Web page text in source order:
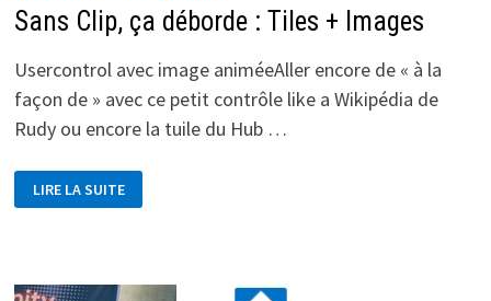
Sans Clip, ça déborde : Tiles + Images
Usercontrol avec image animéeAller encore de « à la
façon de » avec ce petit contrôle like a Wikipédia de
Rudy ou encore la tuile du Hub …
CLIP,
ÇA
IMAGES
LIRE LA SUITE